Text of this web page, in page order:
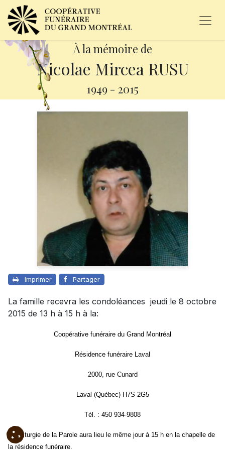
À la mémoire de
Nicolae Mircea RUSU
1949 - 2015
Imprimer Partager
La famille recevra les condoléances jeudi le 8 octobre
2015 de 13 h à 15 h à la:
Coopérative funéraire du Grand Montréal
Résidence funéraire Laval
2000, rue Cunard
Laval (Québec) H7S 2G5
Tél. : 450 934-9808
Une liturgie de la Parole aura lieu le même jour à 15 h en la chapelle de
la résidence funéraire.